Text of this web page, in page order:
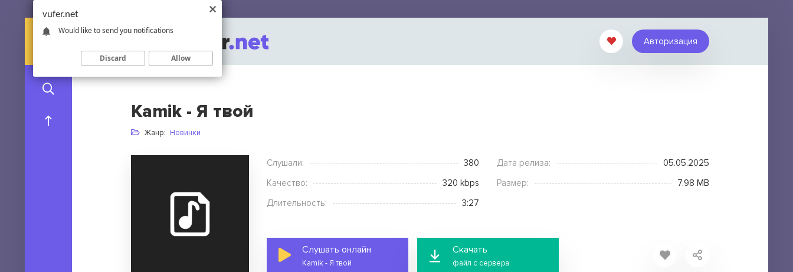
Авторизация
Kamik - Я твой
Жанр: Новинки
Слушали: 380 Дата релиза:
05.05.2025
Качество:
320 kbps Размер:
7.98 MB
Длительность:
3:27
Слушать онлайн
Kamik - Я твой
Скачать
файл с сервера
vufer.net
Would like to send you notifications
Discard Allow